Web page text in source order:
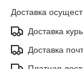
Доставка
Доставка
Доставка